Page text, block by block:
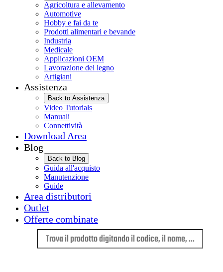
Agricoltura e allevamento
Automotive
Hobby e fai da te
Prodotti alimentari e bevande
Industria
Medicale
Applicazioni OEM
Lavorazione del legno
Artigiani
Assistenza
Back to Assistenza
Video Tutorials
Manuali
Connettività
Download Area
Blog
Back to Blog
Guida all'acquisto
Manutenzione
Guide
Area distributori
Outlet
Offerte combinate